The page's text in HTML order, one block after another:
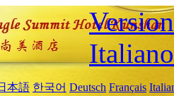
Italiano
本語 한국어 Deutsch Français